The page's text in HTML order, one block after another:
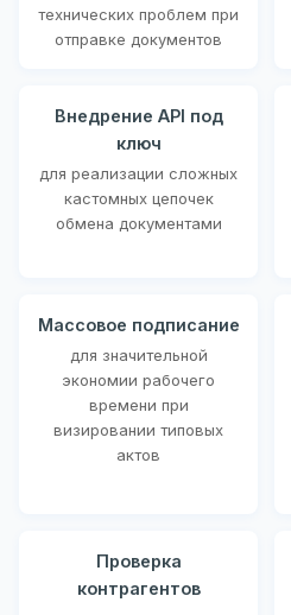
технических проблем при
отправке документов
Внедрение API под
ключ
для реализации сложных
кастомных цепочек
обмена документами
Массовое подписание
для значительной
экономии рабочего
времени при
визировании типовых
актов
Проверка
контрагентов